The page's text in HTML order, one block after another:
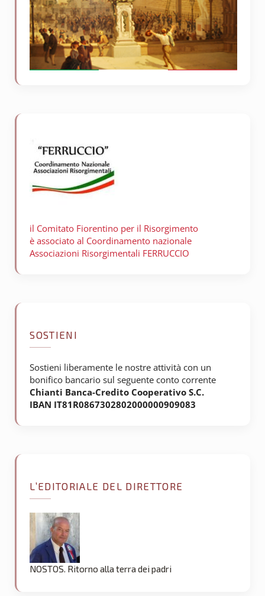
il Comitato Fiorentino per il Risorgimento
è associato al Coordinamento nazionale
Associazioni Risorgimentali FERRUCCIO
SOSTIENI
Sostieni liberamente le nostre attività con un
bonifico bancario sul seguente conto corrente
Chianti Banca-Credito Cooperativo S.C.
IBAN IT81R0867302802000000909083
L’EDITORIALE DEL DIRETTORE
NOSTOS. Ritorno alla terra dei padri